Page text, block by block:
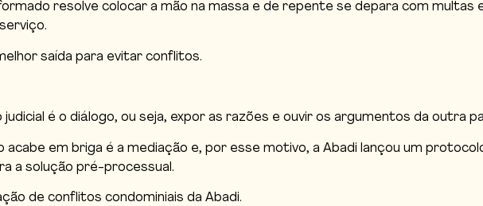
resolve colocar a mão na massa e de repente se depara com
saída para evitar conflitos.
é o diálogo, ou seja, expor as razões e ouvir os argumentos da outra
acabe em briga é a mediação e, por esse motivo, a Abadi lançou um
a solução pré-processual.
de conflitos condominiais da Abadi.